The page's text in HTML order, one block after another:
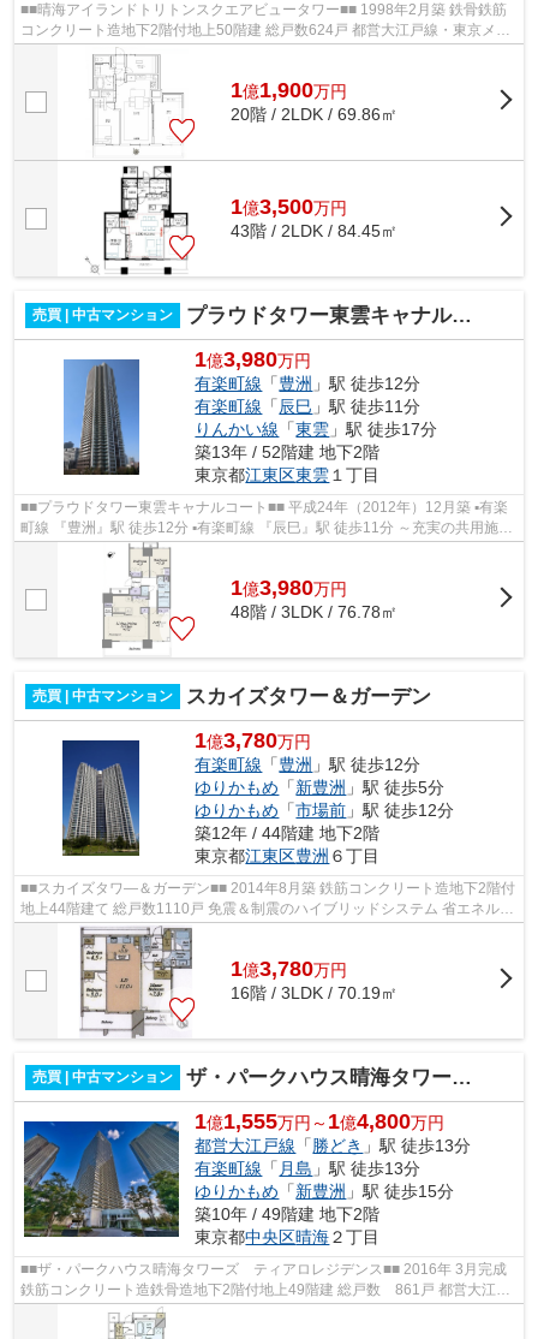
■■晴海アイランドトリトンスクエアビュータワー■■ 1998年2月築 鉄骨鉄筋
コンクリート造地下2階付地上50階建 総戸数624戸 都営大江戸線・東京メト
1億1,900万円
20階 / 2LDK / 69.86㎡
1億3,500万円
43階 / 2LDK / 84.45㎡
売買 | 中古マンション プラウドタワー東雲キャナルコート
1億3,980万円
有楽町線 「豊洲 」駅 徒歩12分
有楽町線 「 辰巳 」駅 徒歩11分
りんかい線 「東雲 」駅 徒歩17分
築13年 / 52階建 地下2階
東京都江東区東雲 １丁目
■■プラウドタワー東雲キャナルコート■■ 平成24年（2012年）12月築 ▪有楽
町線 『豊洲』駅 徒歩12分 ▪有楽町線 『辰巳』駅 徒歩11分 ～充実の共用施設
～ カフェラウンジ・フィットネ...
1億3,980万円
48階 / 3LDK / 76.78㎡
売買 | 中古マンション スカイズタワー＆ガーデン
1億3,780万円
有楽町線 「豊洲 」駅 徒歩12分
ゆりかもめ 「新豊洲 」駅 徒歩5分
ゆりかもめ 「市場前 」駅 徒歩12分
築12年 / 44階建 地下2階
東京都江東区豊洲 ６丁目
■■スカイズタワ―＆ガーデン■■ 2014年8月築 鉄筋コンクリート造地下2階付
地上44階建て 総戸数1110戸 免震＆制震のハイブリッドシステム 省エネルギ
ー対策等級４（最高ランク）取得 ...
1億3,780万円
16階 / 3LDK / 70.19㎡
売買 | 中古マンション ザ・パークハウス晴海タワーズ ティアロレジデンス
1億1,555万円～ 1億4,800万円
都営大江戸線 「 勝どき 」駅 徒歩13分
有楽町線 「 月島 」駅 徒歩13分
ゆりかもめ 「新豊洲 」駅 徒歩15分
築10年 / 49階建 地下2階
東京都中央区晴海２丁目
■■ザ・パークハウス晴海タワーズ ティアロレジデンス■■ 2016年 3月完成
鉄筋コンクリート造鉄骨造地下2階付地上49階建 総戸数 861戸 都営大江戸
線「勝どき」駅徒歩13分 東京メトロ...